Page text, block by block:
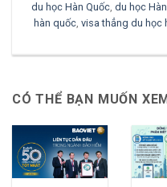
du học Hàn Quốc, du học
hàn quốc, visa thẳng du học
CÓ THỂ BẠN MUỐN